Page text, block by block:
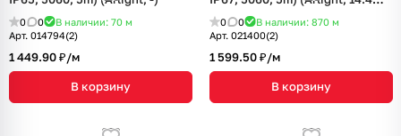
0 0 В наличии: 70 м
Арт. 014794(2)
1 449.90 ₽/м
В корзину
Вт/м, IP67)
0 0 В наличии: 870 м
Арт. 021400(2)
1 599.50 ₽/м
В корзину